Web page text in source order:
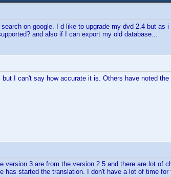
on google. I d like to upgrade my dvd 2.4 but
and also if I can export my old database...
but I can't say how accurate it is. Others have noted
version 3 are from the version 2.5 and there are lot of
has started the translation. I don't have a lot of time